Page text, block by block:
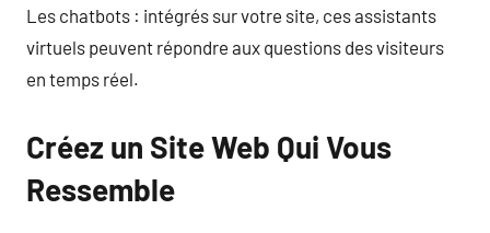
Les chatbots : intégrés sur votre site, ces assistants
virtuels peuvent répondre aux questions des visiteurs
en temps réel.
Créez un Site Web Qui Vous
Ressemble